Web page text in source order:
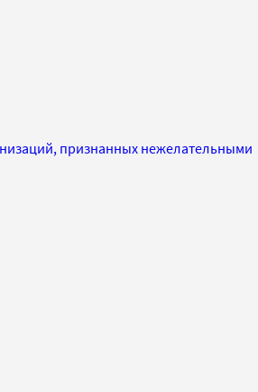
признанных нежелательными